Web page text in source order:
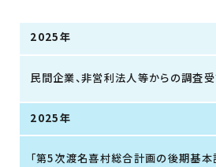
2025年
民間企業、非営利法人等からの調査
2025年
「第5次渡名喜村総合計画の後期基本